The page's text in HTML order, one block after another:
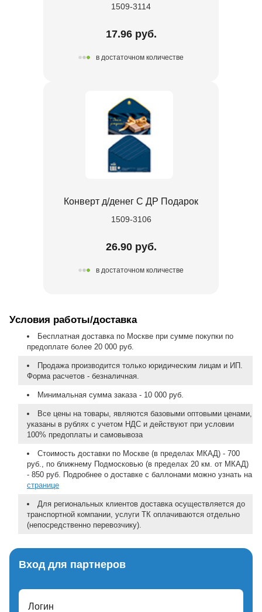
1509-3114
17.96 руб.
в достаточном количестве
Конверт д/денег С ДР Подарок
1509-3106
26.90 руб.
в достаточном количестве
Условия работы/доставка
Бесплатная доставка по Москве при сумме покупки по
предоплате более 20 000 руб.
Продажа производится только юридическим лицам и ИП.
Форма расчетов - безналичная.
Минимальная сумма заказа - 10 000 руб.
Все цены на товары, являются базовыми оптовыми ценами,
указаны в рублях с учетом НДС и действуют при условии
100% предоплаты и самовывоза
Стоимость доставки по Москве (в пределах МКАД) - 700
руб., по ближнему Подмосковью (в пределах 20 км. от МКАД)
- 850 руб. Подробнее о доставке с баллонами можно узнать на
странице
Для региональных клиентов доставка осуществляется до
транспортной компании, услуги ТК оплачиваются отдельно
(непосредственно перевозчику).
Вход для партнеров
Логин